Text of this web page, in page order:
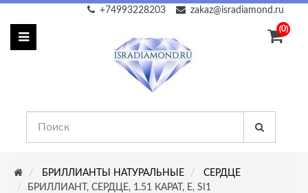
zakaz@isradiamond.ru
+74993228203
(0)
БРИЛЛИАНТЫ НАТУРАЛЬНЫЕ
СЕРДЦЕ
БРИЛЛИАНТ, СЕРДЦЕ, 1.51 КАРАТ, E, SI1